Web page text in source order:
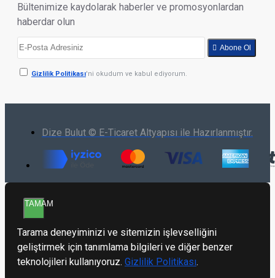
Bültenimize kaydolarak haberler ve promosyonlardan
haberdar olun
Abone Ol
Gizlilik Politikası'ni okudum ve kabul ediyorum.
Dize Bulut © E-Ticaret Altyapısı ile Hazırlanmıştır.
TAMAM
Tarama deneyiminizi ve sitemizin işlevselliğini
geliştirmek için tanımlama bilgileri ve diğer benzer
teknolojileri kullanıyoruz. Gizlilik Politikası.